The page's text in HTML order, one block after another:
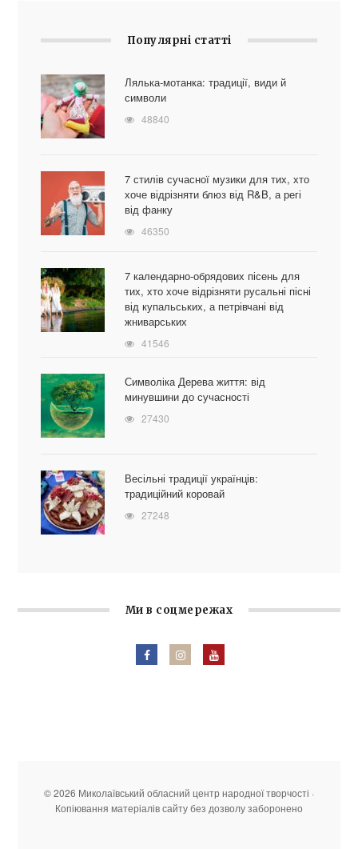
Популярні статті
Лялька-мотанка: традиції, види й
символи
48840
7 стилів сучасної музики для тих, хто
хоче відрізняти блюз від R&B, а регі
від фанку
46350
7 календарно-обрядових пісень для
тих, хто хоче відрізняти русальні пісні
від купальських, а петрівчані від
жниварських
41546
Символіка Дерева життя: від
минувшини до сучасності
27430
Весільні традиції українців:
традиційний коровай
27248
Ми в соцмережах
© 2026 Миколаївський обласний центр народної творчості ·
Копіювання матеріалів сайту без дозволу заборонено